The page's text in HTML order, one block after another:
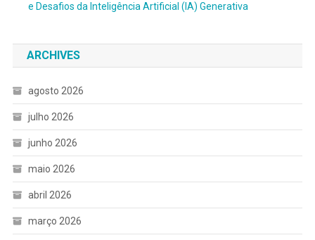
e Desafios da Inteligência Artificial (IA) Generativa
ARCHIVES
agosto 2026
julho 2026
junho 2026
maio 2026
abril 2026
março 2026